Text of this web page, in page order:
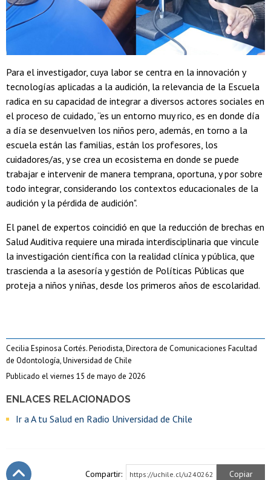
ENLACES RELACIONADOS
Ir a A tu Salud en Radio Universidad de Chile
Para el investigador, cuya labor se centra en la innovación y
tecnologías aplicadas a la audición, la relevancia de la Escuela
radica en su capacidad de integrar a diversos actores sociales en
el proceso de cuidado, “es un entorno muy rico, es en donde día
a día se desenvuelven los niños pero, además, en torno a la
escuela están las familias, están los profesores, los
cuidadores/as, y se crea un ecosistema en donde se puede
trabajar e intervenir de manera temprana, oportuna, y por sobre
todo integrar, considerando los contextos educacionales de la
audición y la pérdida de audición".
El panel de expertos coincidió en que la reducción de brechas en
Salud Auditiva requiere una mirada interdisciplinaria que vincule
la investigación científica con la realidad clínica y pública, que
trascienda a la asesoría y gestión de Políticas Públicas que
proteja a niños y niñas, desde los primeros años de escolaridad.
Cecilia Espinosa Cortés. Periodista, Directora de Comunicaciones Facultad
de Odontología, Universidad de Chile
Publicado el viernes 15 de mayo de 2026
Compartir: https://uchile.cl/u240262 Copiar